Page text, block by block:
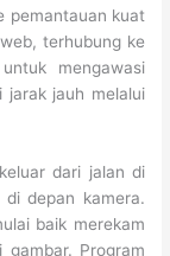
pemantauan kuat
terhubung ke
mengawasi
jarak jauh melalui
dari jalan di
depan kamera.
baik merekam
Program